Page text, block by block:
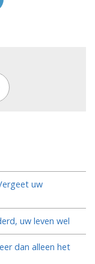
uw
uw leven wel
dan alleen het